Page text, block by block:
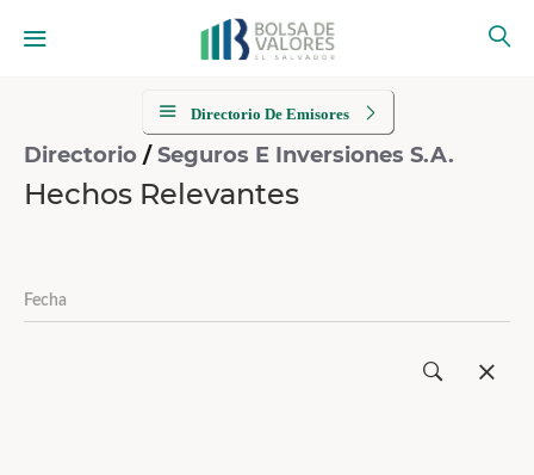
Directorio De Emisores
Directorio /Seguros E Inversiones S.A.
Hechos Relevantes